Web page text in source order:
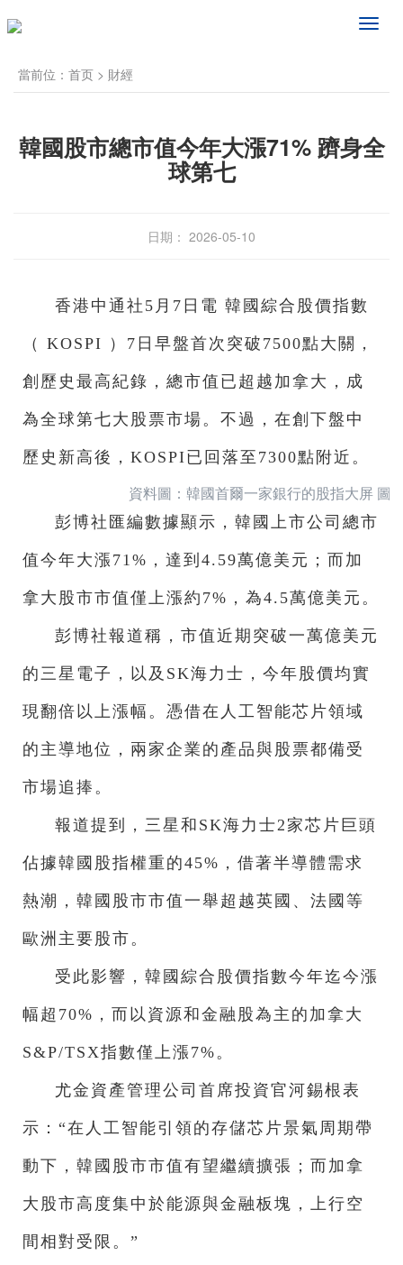
频
當前位： 首页 > 財經
韓國股市總市值今年大漲71% 躋身全
球第七
日期： 2026-05-10
香港中通社5月7日電 韓國綜合股價指數
（ KOSPI ）7日早盤首次突破7500點大關，
創歷史最高紀錄，總市值已超越加拿大，成
為全球第七大股票市場。不過，在創下盤中
歷史新高後，KOSPI已回落至7300點附近。
資料圖：韓國首爾一家銀行的股指大屏 圖
彭博社匯編數據顯示，韓國上市公司總市
值今年大漲71%，達到4.59萬億美元；而加
拿大股市市值僅上漲約7%，為4.5萬億美元。
彭博社報道稱，市值近期突破一萬億美元
的三星電子，以及SK海力士，今年股價均實
現翻倍以上漲幅。憑借在人工智能芯片領域
的主導地位，兩家企業的產品與股票都備受
市場追捧。
報道提到，三星和SK海力士2家芯片巨頭
佔據韓國股指權重的45%，借著半導體需求
熱潮，韓國股市市值一舉超越英國、法國等
歐洲主要股市。
受此影響，韓國綜合股價指數今年迄今漲
幅超70%，而以資源和金融股為主的加拿大
S&P/TSX指數僅上漲7%。
尤金資產管理公司首席投資官河錫根表
示：“在人工智能引領的存儲芯片景氣周期帶
動下，韓國股市市值有望繼續擴張；而加拿
大股市高度集中於能源與金融板塊，上行空
間相對受限。”